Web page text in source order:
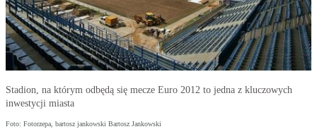
Stadion, na którym odbędą się mecze Euro 2012 to jedna z kluczowych
inwestycji miasta
Foto: Fotorzepa, bartosz jankowski Bartosz Jankowski